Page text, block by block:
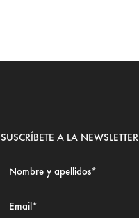
SUSCRÍBETE A LA NEWSLETTER